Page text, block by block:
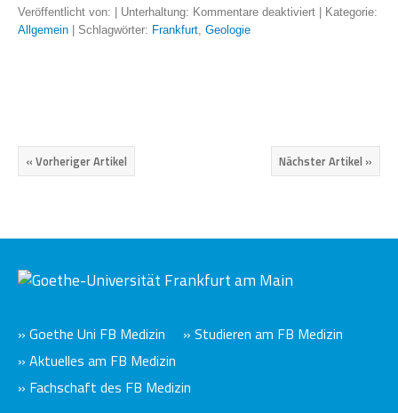
Veröffentlicht von: | Unterhaltung: Kommentare deaktiviert
| Kategorie:
Allgemein
| Schlagwörter: Frankfurt, Geologie
Nächster Artikel »
« Vorheriger Artikel
» Goethe Uni FB Medizin
» Studieren am FB Medizin
» Aktuelles am FB Medizin
» Fachschaft des FB Medizin